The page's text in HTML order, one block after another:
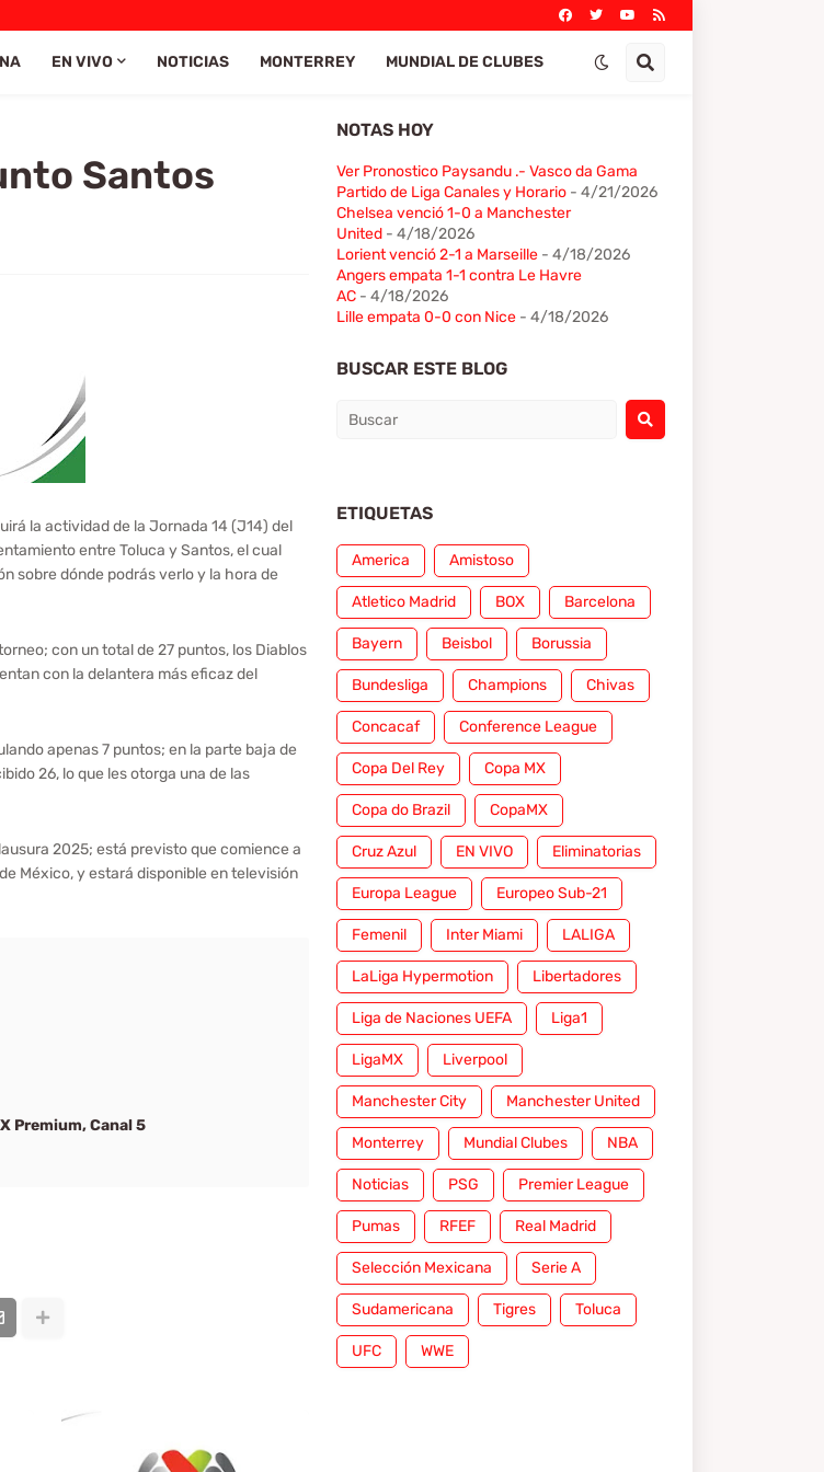
EN VIVO NOTICIAS MONTERREY MUNDIAL DE CLUBES
Santos
la actividad de la Jornada 14 (J14) del
entre Toluca y Santos, el cual
sobre dónde podrás verlo y la hora de
con un total de 27 puntos, los Diablos
con la delantera más eficaz del
apenas 7 puntos; en la parte baja de
26, lo que les otorga una de las
2025; está previsto que comience a
México, y estará disponible en televisión
Premium, Canal 5
NOTAS HOY
Ver Pronostico Paysandu .- Vasco da Gama
Partido de Liga Canales y Horario- 4/21/2026
Chelsea venció 1-0 a Manchester
United- 4/18/2026
Lorient venció 2-1 a Marseille- 4/18/2026
Angers empata 1-1 contra Le Havre
AC- 4/18/2026
Lille empata 0-0 con Nice- 4/18/2026
BUSCAR ESTE BLOG
ETIQUETAS
America Amistoso
Atletico Madrid BOX Barcelona
Bayern Beisbol Borussia
Bundesliga Champions Chivas
Concacaf Conference League
Copa Del Rey Copa MX
Copa do Brazil CopaMX
Cruz Azul EN VIVO Eliminatorias
Europa League Europeo Sub-21
Femenil Inter Miami LALIGA
LaLiga Hypermotion Libertadores
Liga de Naciones UEFA Liga1
LigaMX Liverpool
Manchester City Manchester United
Monterrey Mundial Clubes NBA
Noticias PSG Premier League
Pumas RFEF Real Madrid
Selección Mexicana Serie A
Sudamericana Tigres Toluca
UFC WWE